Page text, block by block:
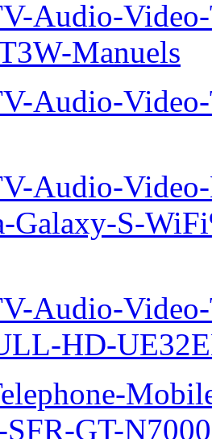
Audio-
Manuels
Audio-
Audio-
Galaxy-S-
Audio-
HD-
GT-